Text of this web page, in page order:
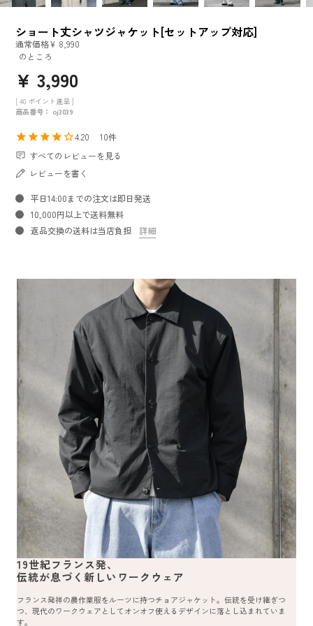
ショート丈シャツジャケット[セットアップ対応]
通常価格¥ 8,990
のところ
¥ 3,990
[ 40 ポイント進呈 ]
商品番号
oj3039
4.20
10
すべてのレビューを見る
レビューを書く
平日14:00までの注文は即日発送
10,000円以上で送料無料
返品交換の送料は当店負担
詳細
19世紀フランス発、
伝統が息づく新しいワークウェア
フランス発祥の農作業服をルーツに持つチョアジャケット。伝統を受け継ぎつ
つ、現代のワークウェアとしてオンオフ使えるデザインに落とし込まれていま
す。